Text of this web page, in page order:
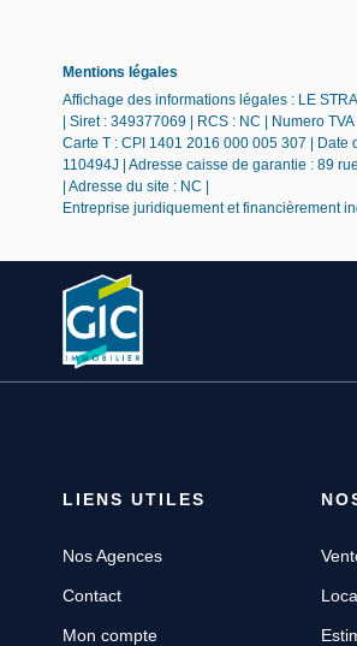
Mentions légales
Affichage des informations légales : LE
| Siret : 349377069 | RCS : NC | Numero
Carte T : CPI 1401 2016 000 005 307 |
110494J | Adresse caisse de garantie : 89
| Adresse du site : NC |
Entreprise juridiquement et financièrement
LIENS UTILES
Nos Agences
Contact
Mon compte